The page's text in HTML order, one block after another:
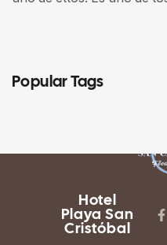
Popular Tags
Hotel
Playa San
Cristóbal